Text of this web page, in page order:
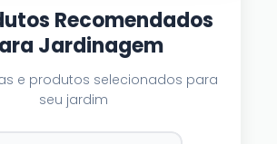
Recomendados
Jardinagem
e produtos selecionados para
seu jardim